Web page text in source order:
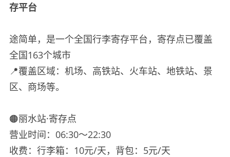
存平台
途简单，是一个全国行李寄存平台，寄存点已覆盖
全国163个城市
📍覆盖区域：机场、高铁站、火车站、地铁站、景
区、商场等。
🟠丽水站·寄存点
营业时间：06:30～22:30
收费：行李箱：10元/天，背包：5元/天